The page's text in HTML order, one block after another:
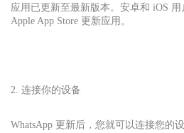
应用已更新至最新版本。安卓和 iOS 用
Apple App Store 更新应用。
2. 连接你的设备
WhatsApp 更新后，您就可以连接您的